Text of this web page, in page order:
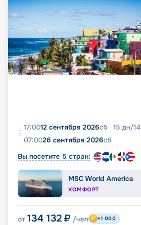
17:0012 сентября 2026сб 15 дн/14
07:0026 сентября 2026сб
Вы посетите 5 стран:
MSC World America
КОМФОРТ
от 134 132 ₽ /чел +1 000